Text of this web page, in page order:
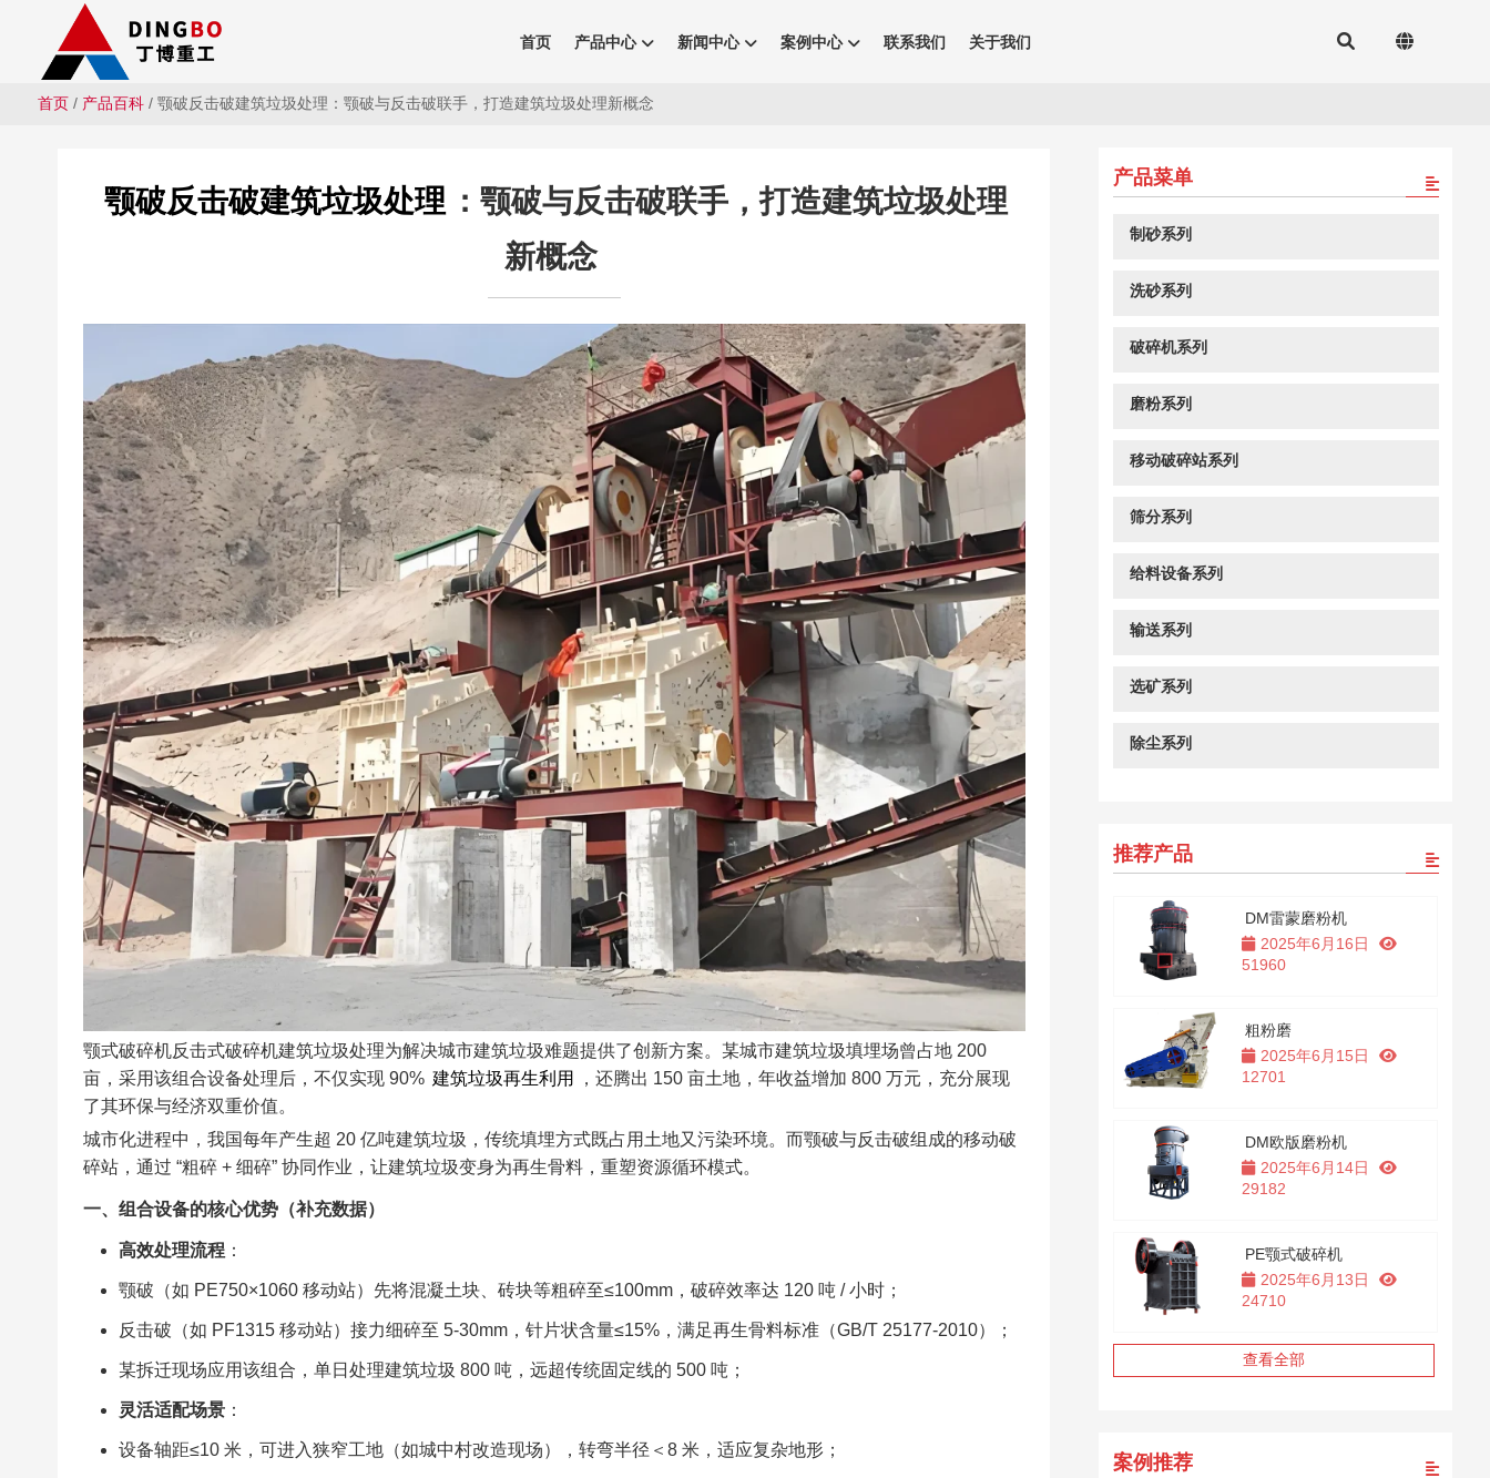
首页 产品中心 新闻中心 案例中心 联系我们 关于我们
首页/ 产品百科/ 颚破反击破建筑垃圾处理：颚破与反击破联手，打造建筑垃圾处理新概念
颚破反击破建筑垃圾处理 ：颚破与反击破联手，打造建筑垃圾处理
新概念
颚式破碎机反击式破碎机建筑垃圾处理为解决城市建筑垃圾难题提供了创新方案。某城市建筑垃圾填埋场曾占地 200
亩，采用该组合设备处理后，不仅实现 90% 建筑垃圾再生利用
，还腾出 150 亩土地，年收益增加 800 万元，充分展现
了其环保与经济双重价值。​
城市化进程中，我国每年产生超 20 亿吨建筑垃圾，传统填埋方式既占用土地又污染环境。而颚破与反击破组成的移动破
碎站，通过 “粗碎 + 细碎” 协同作业，让建筑垃圾变身为再生骨料，重塑资源循环模式。​
一、组合设备的核心优势（补充数据）​
高效处理流程：​
颚破（如 PE750×1060 移动站）先将混凝土块、砖块等粗碎至≤100mm，破碎效率达 120 吨 / 小时；​
反击破（如 PF1315 移动站）接力细碎至 5-30mm，针片状含量≤15%，满足再生骨料标准（GB/T 25177-2010）；​
某拆迁现场应用该组合，单日处理建筑垃圾 800 吨，远超传统固定线的 500 吨；​
灵活适配场景：​
设备轴距≤10 米，可进入狭窄工地（如城中村改造现场），转弯半径＜8 米，适应复杂地形；​
产品菜单
制砂系列
洗砂系列
破碎机系列
磨粉系列
移动破碎站系列
筛分系列
给料设备系列
输送系列
选矿系列
除尘系列
推荐产品
DM雷蒙磨粉机
2025年6月16日
51960
粗粉磨
2025年6月15日
12701
DM欧版磨粉机
2025年6月14日
29182
PE颚式破碎机
2025年6月13日
24710
查看全部
案例推荐